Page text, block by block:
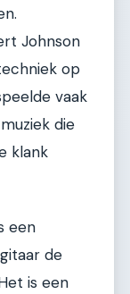
Johnson
op
vaak
die
klank
een
de
is een